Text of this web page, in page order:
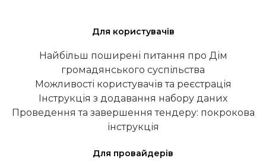
Для користувачів
Найбільш поширені питання про Дім
громадянського суспільства
Можливості користувачів та реєстрація
Інструкція з додавання набору даних
Проведення та завершення тендеру: покрокова
інструкція
Для провайдерів